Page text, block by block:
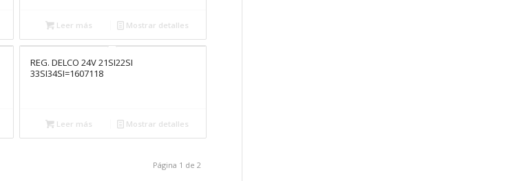
Leer más Mostrar detalles
REG. DELCO 24V 21SI22SI
33SI34SI=1607118
Leer más Mostrar detalles
Página 1 de 2